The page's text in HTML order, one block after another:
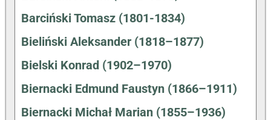
Barciński Tomasz (1801-1834)
Bieliński Aleksander (1818–1877)
Bielski Konrad (1902–1970)
Biernacki Edmund Faustyn (1866–1911)
Biernacki Michał Marian (1855–1936)